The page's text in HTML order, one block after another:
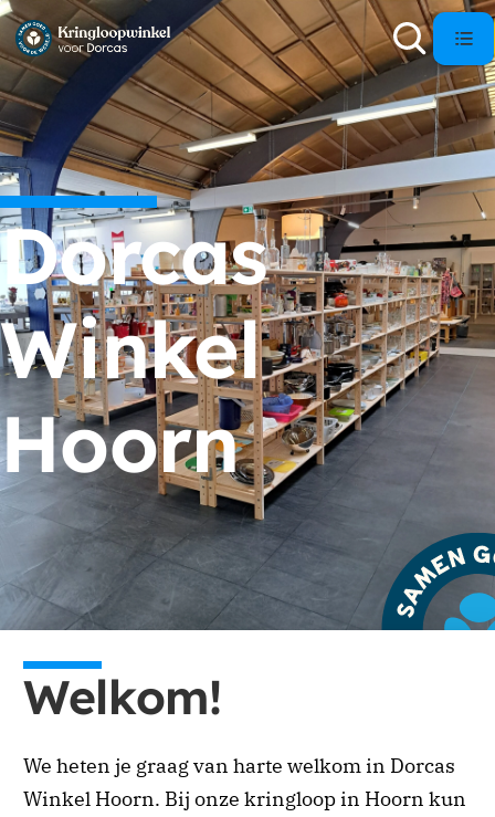
Dorcas
Winkel
Hoorn
Welkom!
We heten je graag van harte welkom in Dorcas
Winkel Hoorn. Bij onze kringloop in Hoorn kun
Je kunt eenmalig of periodiek doneren via onze
of land waar je aan wilt bijdragen. Periodiek
schenken biedt ook belastingvoordeel.
Doneren